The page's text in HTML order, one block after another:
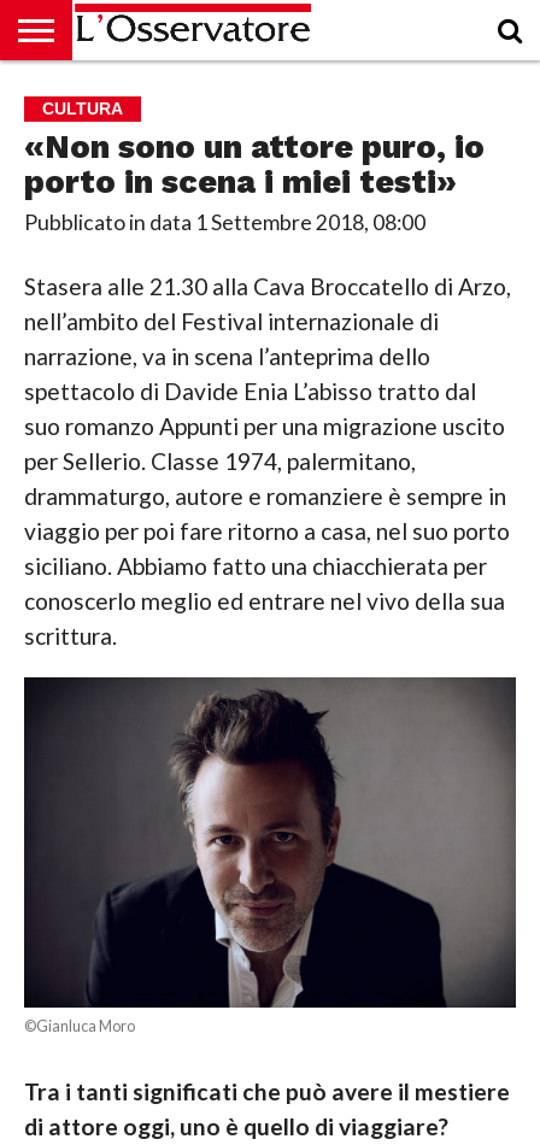
CULTURA
ECONOMIA
RUBRICHE
ARCHIVIO
PODCAST
ABBONAMENTO
CHI
SIAMO
ACCEDI
CULTURA
«Non sono un attore puro, io
porto in scena i miei testi»
Pubblicato in data 1 Settembre 2018, 08:00
Stasera alle 21.30 alla Cava Broccatello di Arzo,
nell’ambito del Festival internazionale di
narrazione, va in scena l’anteprima dello
spettacolo di Davide Enia L’abisso tratto dal
suo romanzo Appunti per una migrazione uscito
per Sellerio. Classe 1974, palermitano,
drammaturgo, autore e romanziere è sempre in
viaggio per poi fare ritorno a casa, nel suo porto
siciliano. Abbiamo fatto una chiacchierata per
conoscerlo meglio ed entrare nel vivo della sua
scrittura.
©Gianluca Moro
Tra i tanti significati che può avere il mestiere
di attore oggi, uno è quello di viaggiare?